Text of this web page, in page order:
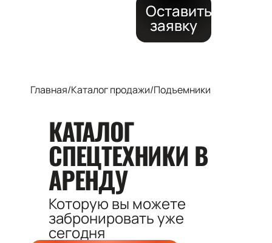
Оставить
заявку
Главная/Каталог продажи/Подъемники
КАТАЛОГ
СПЕЦТЕХНИКИ В
АРЕНДУ
Которую вы можете
забронироватьуже
сегодня